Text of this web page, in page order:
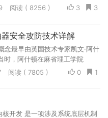
3
3
阅读 ( 8256 )
安全攻防技术详解
最早由英国技术专家凯文·阿什
，阿什顿在麻省理工学院
）工作，旨在研究将物理对象
1
0
阅读 ( 7805 )
开发 是一项涉及系统底层机制